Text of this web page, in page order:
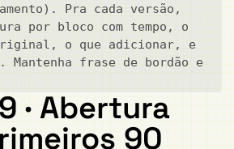
Pra cada versão,
por bloco com tempo, o
o que adicionar, e
frase de bordão e
· Abertura
90